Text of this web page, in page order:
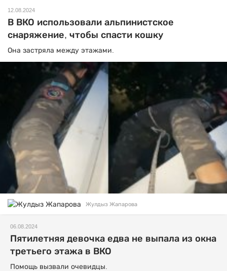
12.08.2024
В ВКО использовали альпинистское
снаряжение, чтобы спасти кошку
Она застряла между этажами.
Жулдыз Жапарова
06.08.2024
Пятилетняя девочка едва не выпала из окна
третьего этажа в ВКО
Помощь вызвали очевидцы.